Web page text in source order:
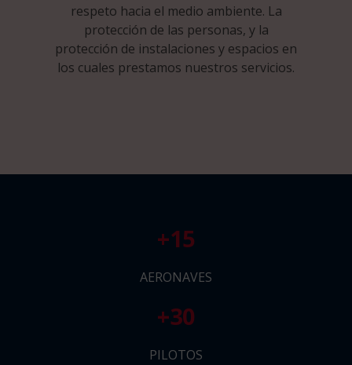
respeto hacia el medio ambiente. La
protección de las personas, y la
protección de instalaciones y espacios en
los cuales prestamos nuestros servicios.
+15
AERONAVES
+30
PILOTOS